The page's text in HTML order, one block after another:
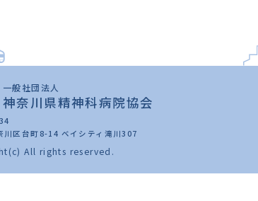
一般社団法人
神奈川県精神科病院協会
川区台町8-14 ベイシティ滝川307
All rights reserved.